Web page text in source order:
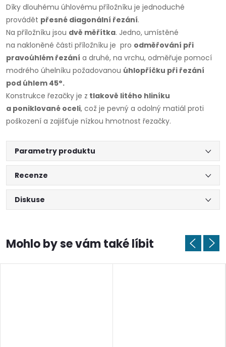
Díky dlouhému úhlovému příložníku je jednoduché
provádět přesné diagonální řezání.
Na příložníku jsou dvě měřítka. Jedno, umístěné
na nakloněné části příložníku je pro odměřování při
pravoúhlém řezání a druhé, na vrchu, odměřuje pomocí
modrého úhelníku požadovanou úhlopříčku při řezání
pod úhlem 45°.
Konstrukce řezačky je z tlakově litého hliníku
a poniklované oceli, což je pevný a odolný matiál proti
poškození a zajišťuje nízkou hmotnost řezačky.
Parametry produktu
Recenze
Diskuse